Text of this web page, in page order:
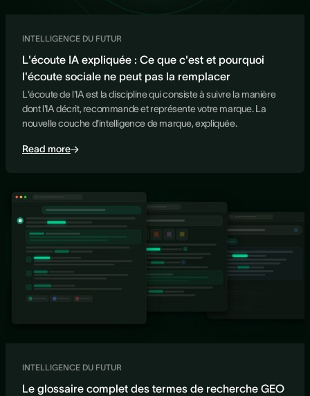
INTELLIGENCE DU FUTUR
L'écoute IA expliquée : Ce que c'est et pourquoi
l'écoute sociale ne peut pas la remplacer
L'écoute de l'IA est la discipline qui consiste à suivre la manière
dont l'IA décrit, recommande et représente votre marque. La
nouvelle couche d'intelligence de marque, expliquée.
Read more
INTELLIGENCE DU FUTUR
Le glossaire complet des termes de recherche GEO